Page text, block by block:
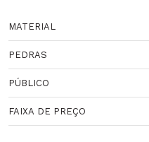
MATERIAL
PEDRAS
PÚBLICO
FAIXA DE PREÇO